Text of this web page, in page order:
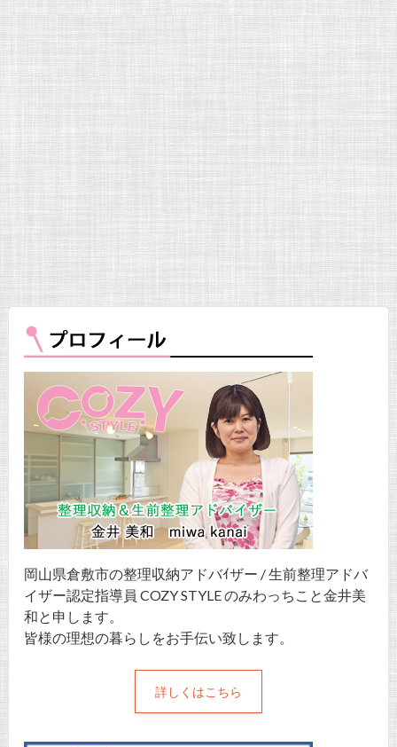
岡山県倉敷市の整理収納アドバｲザー / 生前整理アドバ
イザー認定指導員 COZY STYLE のみわっちこと金井美
和と申します。
皆様の理想の暮らしをお手伝い致します。
詳しくはこちら